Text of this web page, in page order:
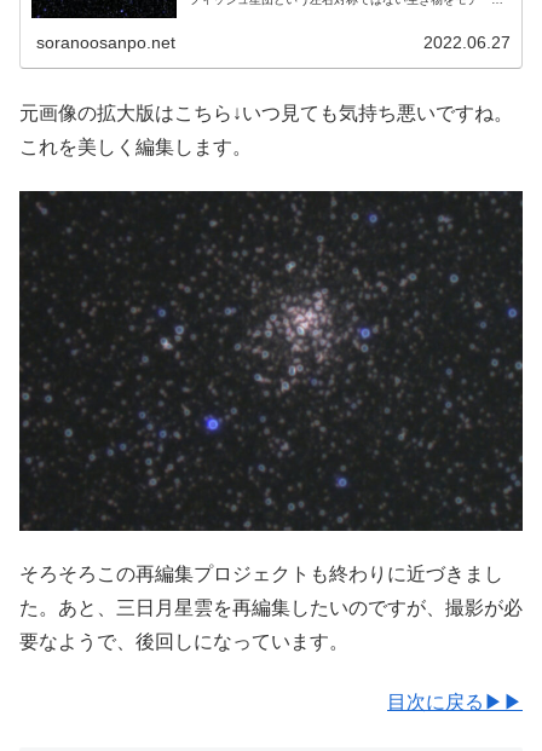
soranoosanpo.net 2022.06.27
元画像の拡大版はこちら↓いつ見ても気持ち悪いですね。
これを美しく編集します。
そろそろこの再編集プロジェクトも終わりに近づきまし
た。あと、三日月星雲を再編集したいのですが、撮影が必
要なようで、後回しになっています。
目次に戻る▶▶